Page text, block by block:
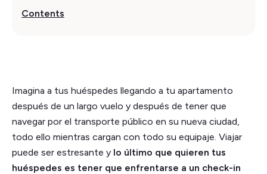
Contents
Imagina a tus huéspedes llegando a tu apartamento
después de un largo vuelo y después de tener que
navegar por el transporte público en su nueva ciudad,
todo ello mientras cargan con todo su equipaje. Viajar
puede ser estresante y lo último que quieren tus
huéspedes es tener que enfrentarse a un check-in